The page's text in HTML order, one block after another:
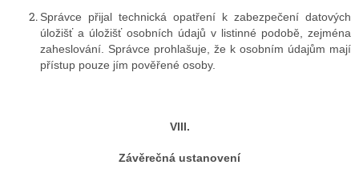
Správce přijal technická opatření k zabezpečení datových
úložišť a úložišť osobních údajů v listinné podobě, zejména
zaheslování. Správce prohlašuje, že k osobním údajům mají
přístup pouze jím pověřené osoby.
VIII.
Závěrečná ustanovení